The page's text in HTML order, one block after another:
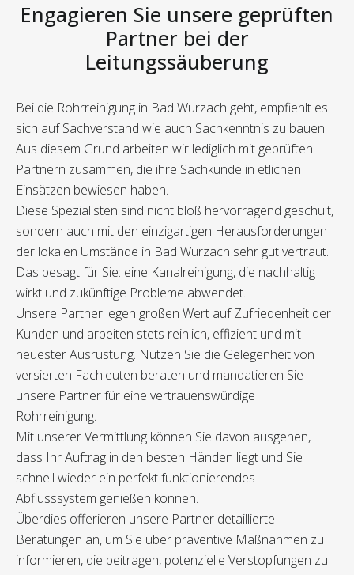
Engagieren Sie unsere geprüften
Partner bei der
Leitungssäuberung
Bei die Rohrreinigung in Bad Wurzach geht, empfiehlt es
sich auf Sachverstand wie auch Sachkenntnis zu bauen.
Aus diesem Grund arbeiten wir lediglich mit geprüften
Partnern zusammen, die ihre Sachkunde in etlichen
Einsätzen bewiesen haben.
Diese Spezialisten sind nicht bloß hervorragend geschult,
sondern auch mit den einzigartigen Herausforderungen
der lokalen Umstände in Bad Wurzach sehr gut vertraut.
Das besagt für Sie: eine Kanalreinigung, die nachhaltig
wirkt und zukünftige Probleme abwendet.
Unsere Partner legen großen Wert auf Zufriedenheit der
Kunden und arbeiten stets reinlich, effizient und mit
neuester Ausrüstung. Nutzen Sie die Gelegenheit von
versierten Fachleuten beraten und mandatieren Sie
unsere Partner für eine vertrauenswürdige
Rohrreinigung.
Mit unserer Vermittlung können Sie davon ausgehen,
dass Ihr Auftrag in den besten Händen liegt und Sie
schnell wieder ein perfekt funktionierendes
Abflusssystem genießen können.
Überdies offerieren unsere Partner detaillierte
Beratungen an, um Sie über präventive Maßnahmen zu
informieren, die beitragen, potenzielle Verstopfungen zu